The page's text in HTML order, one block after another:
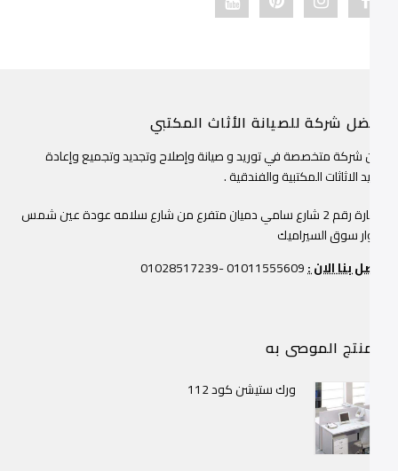
أفضل شركة للصيانة الأثاث المكتبي
نحن شركة متخصصة في توريد و صيانة وإصلاح وتجديد وتجميع وإعادة
تنجيد الاثاثات المكتبية والفندقية .
عمارة رقم 2 شارع سامي دميان متفرع من شارع سلامه عودة عين شمس
بجوار سوق السيراميك
إتصل بنا الان :01011555609 -01028517239
المنتج الموصى به
ورك ستيشن كود 112